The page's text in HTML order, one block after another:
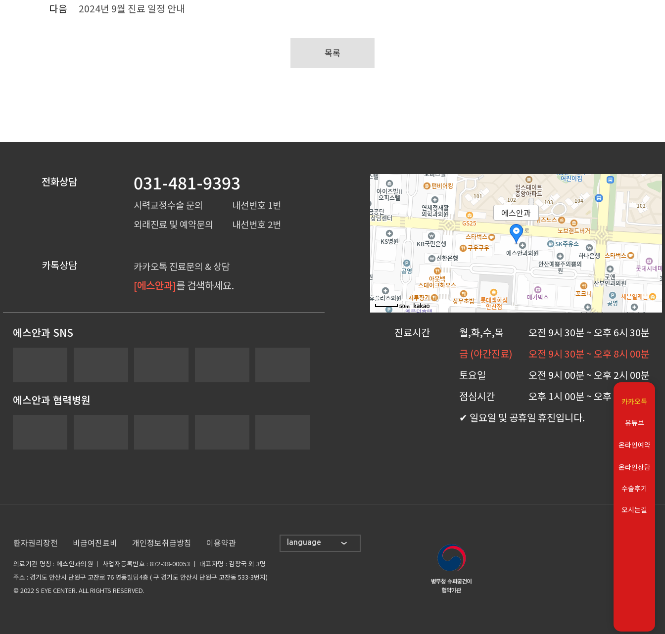
다음 2024년 9월 진료 일정 안내
목록
전화상담 031-481-9393
시력교정수술 문의
내선번호 1번
외래진료 및 예약문의
내선번호 2번
카톡상담 카카오톡 진료문의 & 상담
[에스안과]를 검색하세요.
에스안과 SNS
에스안과 협력병원
에스안과
50m
진료시간 월,화,수,목
오전 9시 30분 ~ 오후 6시 30분
금 (야간진료)
오전 9시 30분 ~ 오후 8시 00분
토요일
오전 9시 00분 ~ 오후 2시 00분
점심시간
오후 1시 00분 ~ 오후 2시 00분
✔ 일요일 및 공휴일 휴진입니다.
환자권리장전 비급여진료비 개인정보취급방침 이용약관
의료기관 명칭 : 에스안과의원 ㅣ 사업자등록번호 : 872-38-00053 ㅣ 대표자명 : 김창국 외 3명
주소 : 경기도 안산시 단원구 고잔로 76 영풍빌딩4층 ( 구 경기도 안산시 단원구 고잔동 533-3번지)
© 2022 S EYE CENTER. ALL RIGHTS RESERVED.
language
카카오톡
유튜브
온라인예약
온라인상담
수술후기
오시는길